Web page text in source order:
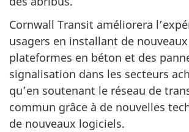
Cornwall Transit améliorera
usagers en installant de
plateformes en béton et des
signalisation dans les secteurs
qu’en soutenant le réseau de
commun grâce à de nouvelles
de nouveaux logiciels.